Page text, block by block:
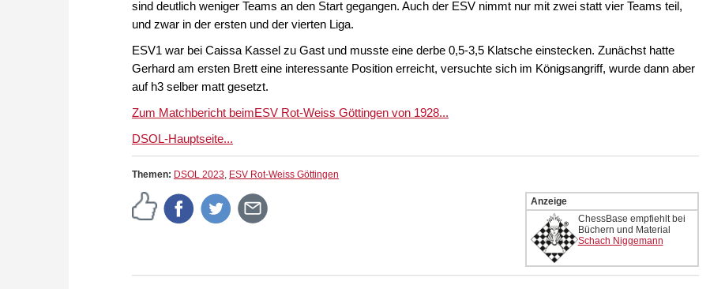
sind deutlich weniger Teams an den Start gegangen. Auch der ESV nimmt nur mit zwei statt vier Teams teil,
und zwar in der ersten und der vierten Liga.
ESV1 war bei Caissa Kassel zu Gast und musste eine derbe 0,5-3,5 Klatsche einstecken. Zunächst hatte
Gerhard am ersten Brett eine interessante Position erreicht, versuchte sich im Königsangriff, wurde dann aber
auf h3 selber matt gesetzt.
Zum Matchbericht beimESV Rot-Weiss Göttingen von 1928...
DSOL-Hauptseite...
Themen: DSOL 2023 ESV Rot-Weiss Göttingen
Anzeige
ChessBase empfiehlt bei
Büchern und Material
Schach Niggemann